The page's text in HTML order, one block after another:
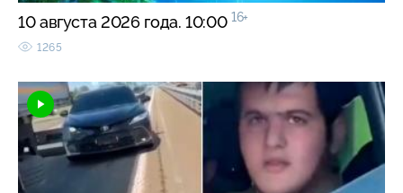
10 августа 2026 года. 10:00 16+
1265